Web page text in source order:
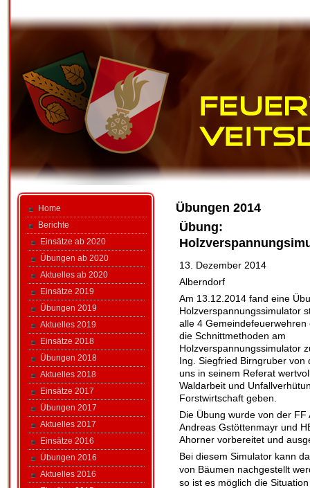
Home
Berichte
Einsätze ab 2020
Übungen ab 2020
Aktuelles ab 2020
Einsätze 2019
Übungen 2019
Aktuelles 2019
Einsätze 2018
Übungen 2018
Aktuelles 2018
Einsätze 2017
Übungen 2017
Aktuelles 2017
Einsätze 2016
Übungen 2016
Aktuelles 2016
Übungen 2014
Übung:
13. Dezember 2014
Alberndorf
Am 13.12.2014 fand eine
Holzverspannungssimulator
alle 4 Gemeindefeuerwehren
die Schnittmethoden am
Holzverspannungssimulator
Ing. Siegfried Birngruber von
uns in seinem Referat
Waldarbeit und
Forstwirtschaft geben.
Die Übung wurde von der FF
Andreas Gstöttenmayr und
Ahorner vorbereitet und
Bei diesem Simulator kann
von Bäumen nachgestellt
so ist es möglich die